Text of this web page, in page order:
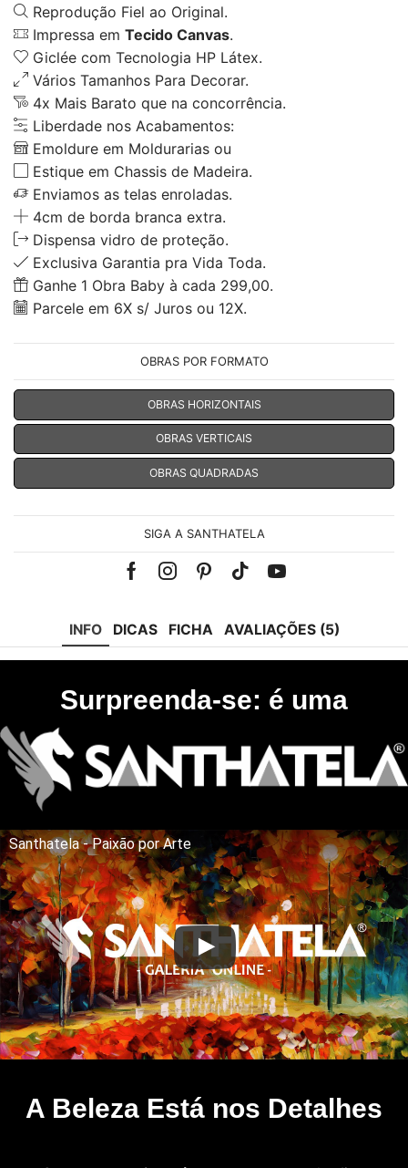
Reprodução Fiel ao Original.
Impressa em Tecido Canvas.
Giclée com Tecnologia HP Látex.
Vários Tamanhos Para Decorar.
4x Mais Barato que na concorrência.
Liberdade nos Acabamentos:
Emoldure em Moldurarias ou
Estique em Chassis de Madeira.
Enviamos as telas enroladas.
4cm de borda branca extra.
Dispensa vidro de proteção.
Exclusiva Garantia pra Vida Toda.
Ganhe 1 Obra Baby à cada 299,00.
Parcele em 6X s/ Juros ou 12X.
OBRAS POR FORMATO
OBRAS HORIZONTAIS
OBRAS VERTICAIS
OBRAS QUADRADAS
SIGA A SANTHATELA
FacebookInstagramPinterest
Tik-Youtube
INFO DICAS FICHA AVALIAÇÕES (5)
Surpreenda-se: é uma
Santhatela - Paixão por Arte
A Beleza Está nos Detalhes